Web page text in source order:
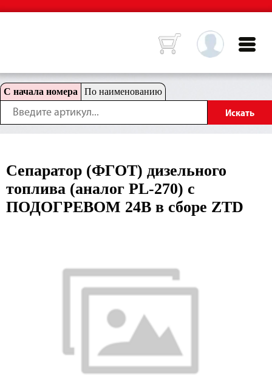
С начала номера По наименованию
Сепаратор (ФГОТ) дизельного
топлива (аналог PL-270) с
ПОДОГРЕВОМ 24В в сборе ZTD